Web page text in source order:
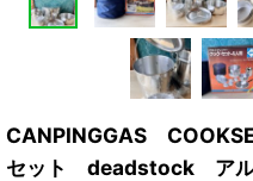
CANPINGGAS
セット deadstock アル